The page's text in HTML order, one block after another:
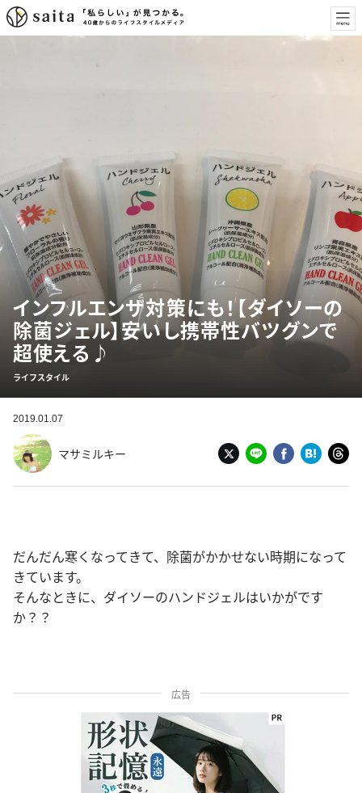
インフルエンザ対策にも！【ダイソーの
除菌ジェル】安いし携帯性バツグンで
超使える♪
ライフスタイル
2019.01.07
マサミルキー
だんだん寒くなってきて、除菌がかかせない時期になって
きています。
そんなときに、ダイソーのハンドジェルはいかがです
か？？
広告